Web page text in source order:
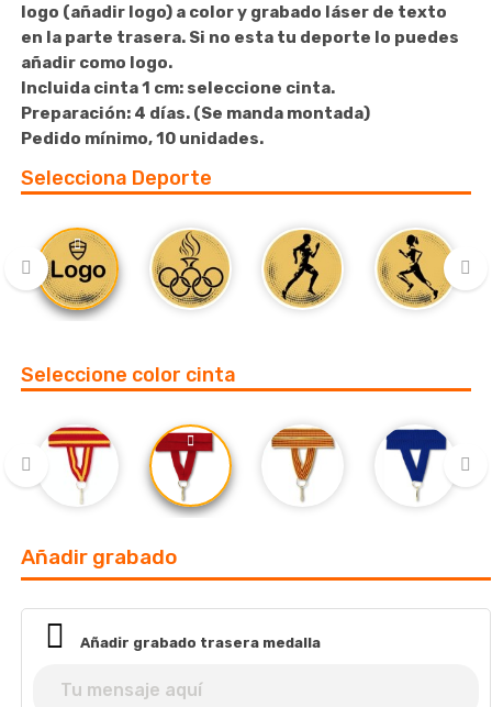
logo (añadir logo) a color y grabado láser de texto
en la parte trasera. Si no esta tu deporte lo puedes
añadir como logo.
Incluida cinta 1 cm: seleccione cinta.
Preparación: 4 días. (Se manda montada)
Pedido mínimo, 10 unidades.
Selecciona Deporte
Seleccione color cinta
Añadir grabado
Añadir grabado trasera medalla